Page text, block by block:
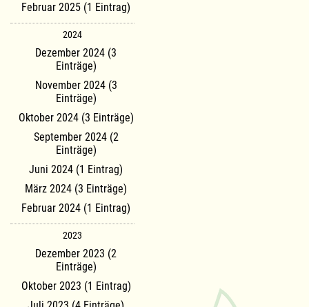
Februar 2025 (1 Eintrag)
2024
Dezember 2024 (3
Einträge)
November 2024 (3
Einträge)
Oktober 2024 (3 Einträge)
September 2024 (2
Einträge)
Juni 2024 (1 Eintrag)
März 2024 (3 Einträge)
Februar 2024 (1 Eintrag)
2023
Dezember 2023 (2
Einträge)
Oktober 2023 (1 Eintrag)